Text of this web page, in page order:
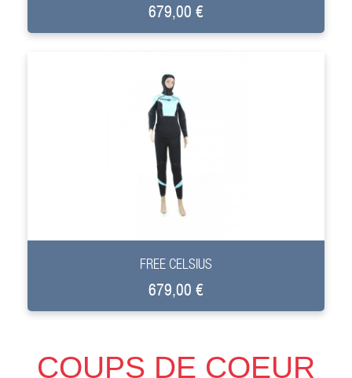
679,00 €
+
FREE CELSIUS
679,00 €
COUPS DE COEUR